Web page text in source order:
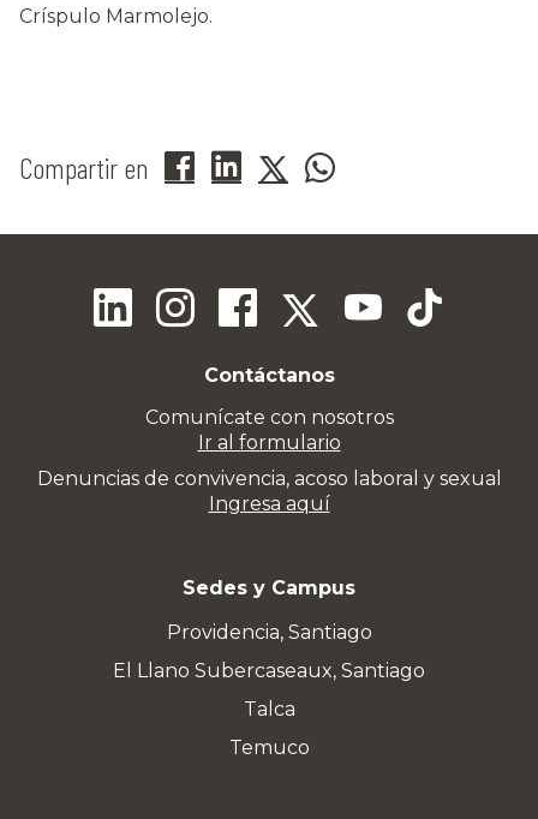
Críspulo Marmolejo.
Compartir en
Contáctanos
Comunícate con nosotros
Ir al formulario
Denuncias de convivencia, acoso laboral y sexual
Ingresa aquí
Sedes y Campus
Providencia, Santiago
El Llano Subercaseaux, Santiago
Talca
Temuco